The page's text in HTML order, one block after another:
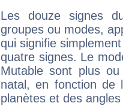
Les douze signes
groupes ou modes,
qui signifie
quatre signes. Le
Mutable sont plus
natal, en fonction de
planètes et des